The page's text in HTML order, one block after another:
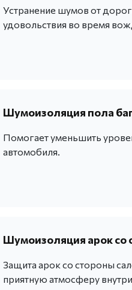
Устранение шумов от
удовольствия во время
Шумоизоляция пола
Помогает уменьшить
автомобиля.
Шумоизоляция арок со
Защита арок со стороны
приятную атмосферу